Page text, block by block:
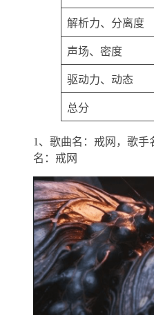
解析力、分离度
声场、密度
驱动力、动态
总分
1、歌曲名：戒网，歌
名：戒网